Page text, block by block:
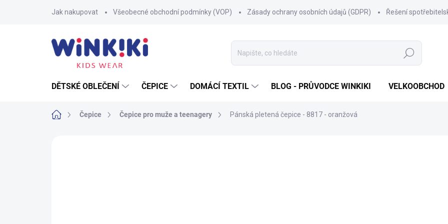
Jak nakupovat Všeobecné obchodní podmínky (VOP) Zásady ochrany osobních údajů (GDPR) Řešení
Hledat
DĚTSKÉ OBLEČENÍ ČEPICE DOMÁCÍ TEXTIL BLOG - PRŮVODCE WINKIKI VELKOOBCHOD
Domů Čepice Čepice pro muže a teenagery Pánská pletená čepice - 8817 - oranžová